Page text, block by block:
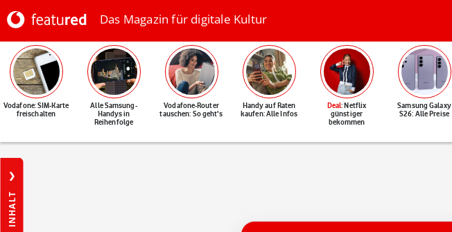
Das Magazin für digitale Kultur
Vodafone: SIM-Karte
freischalten
Alle Samsung-
Handys in
Reihenfolge
Vodafone-Router
tauschen: So geht's
Handy auf Raten
kaufen: Alle Infos
Deal: Netflix
günstiger
bekommen
Samsung Galaxy
S26: Alle Preise
INHALT